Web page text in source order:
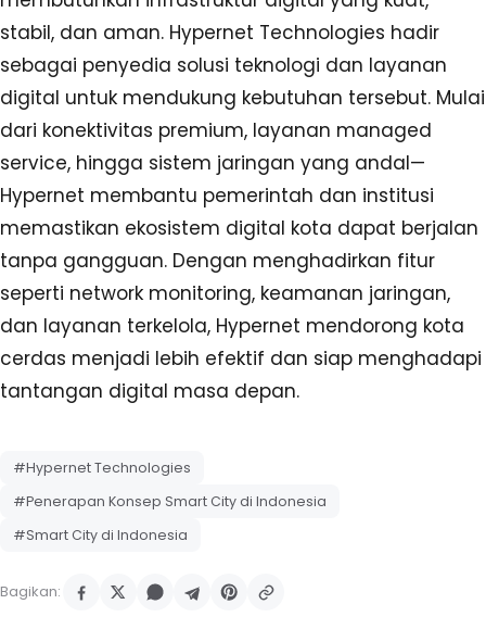
stabil, dan aman. Hypernet Technologies hadir
sebagai penyedia solusi teknologi dan layanan
digital untuk mendukung kebutuhan tersebut. Mulai
dari konektivitas premium, layanan managed
service, hingga sistem jaringan yang andal—
Hypernet membantu pemerintah dan institusi
memastikan ekosistem digital kota dapat berjalan
tanpa gangguan. Dengan menghadirkan fitur
seperti network monitoring, keamanan jaringan,
dan layanan terkelola, Hypernet mendorong kota
cerdas menjadi lebih efektif dan siap menghadapi
tantangan digital masa depan.
#Hypernet Technologies
#Penerapan Konsep Smart City di Indonesia
#Smart City di Indonesia
Bagikan: